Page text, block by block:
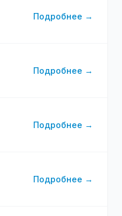
Подробнее →
Подробнее →
Подробнее →
Подробнее →